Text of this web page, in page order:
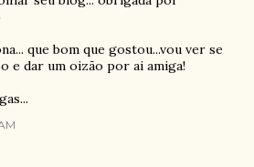
que bom que gostou...vou ver se
e dar um oizão por ai amiga!